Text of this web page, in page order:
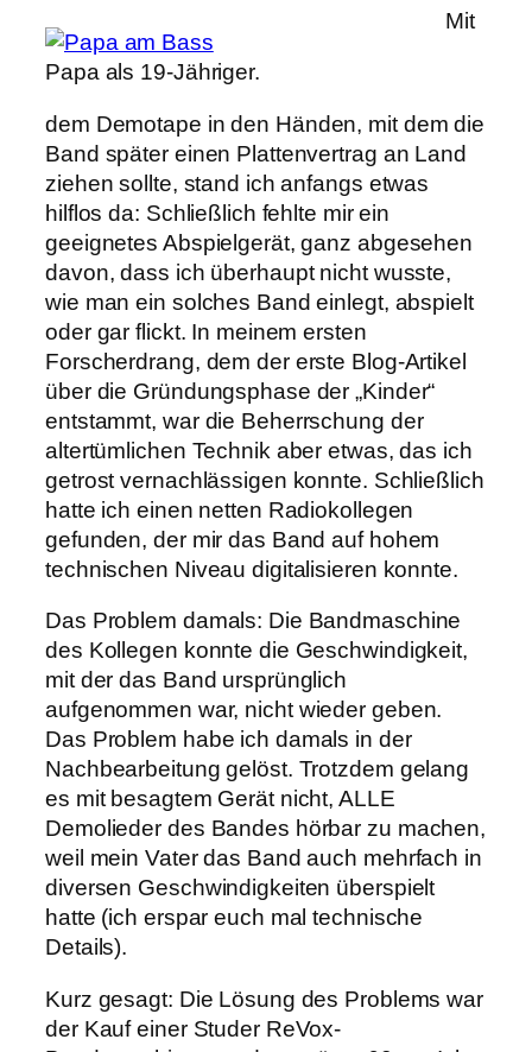
Papa als 19-Jähriger.
Mit
dem Demotape in den Händen, mit dem die
Band später einen Plattenvertrag an Land
ziehen sollte, stand ich anfangs etwas
hilflos da: Schließlich fehlte mir ein
geeignetes Abspielgerät, ganz abgesehen
davon, dass ich überhaupt nicht wusste,
wie man ein solches Band einlegt, abspielt
oder gar flickt. In meinem ersten
Forscherdrang, dem der erste Blog-Artikel
über die Gründungsphase der „Kinder“
entstammt, war die Beherrschung der
altertümlichen Technik aber etwas, das ich
getrost vernachlässigen konnte. Schließlich
hatte ich einen netten Radiokollegen
gefunden, der mir das Band auf hohem
technischen Niveau digitalisieren konnte.
Das Problem damals: Die Bandmaschine
des Kollegen konnte die Geschwindigkeit,
mit der das Band ursprünglich
aufgenommen war, nicht wieder geben.
Das Problem habe ich damals in der
Nachbearbeitung gelöst. Trotzdem gelang
es mit besagtem Gerät nicht, ALLE
Demolieder des Bandes hörbar zu machen,
weil mein Vater das Band auch mehrfach in
diversen Geschwindigkeiten überspielt
hatte (ich erspar euch mal technische
Details).
Kurz gesagt: Die Lösung des Problems war
der Kauf einer Studer ReVox-